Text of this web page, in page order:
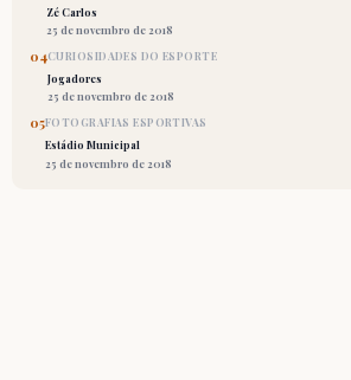
Zé Carlos
25 de novembro de 2018
04CURIOSIDADES DO ESPORTE
Jogadores
25 de novembro de 2018
05FOTOGRAFIAS ESPORTIVAS
Estádio Municipal
25 de novembro de 2018